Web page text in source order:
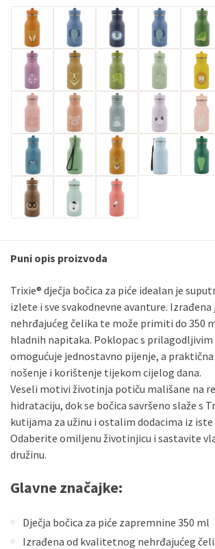
Puni opis proizvoda
Trixie® dječja bočica za piće idealan je
izlete i sve svakodnevne avanture.
nehrđajućeg čelika te može primiti do 350
hladnih napitaka. Poklopac s
omogućuje jednostavno pijenje, a praktična
nošenje i korištenje tijekom cijelog dana.
Veseli motivi životinja potiču mališane na
hidrataciju, dok se bočica savršeno slaže s
kutijama za užinu i ostalim dodacima iz
Odaberite omiljenu životinjicu i sastavite
družinu.
Glavne značajke:
Dječja bočica za piće zapremnine 350 ml
Izrađena od kvalitetnog nehrđajućeg